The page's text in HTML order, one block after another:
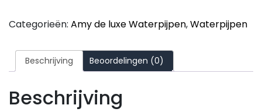
Categorieën: Amy de luxe Waterpijpen,Waterpijpen
Beschrijving Beoordelingen (0)
Beschrijving